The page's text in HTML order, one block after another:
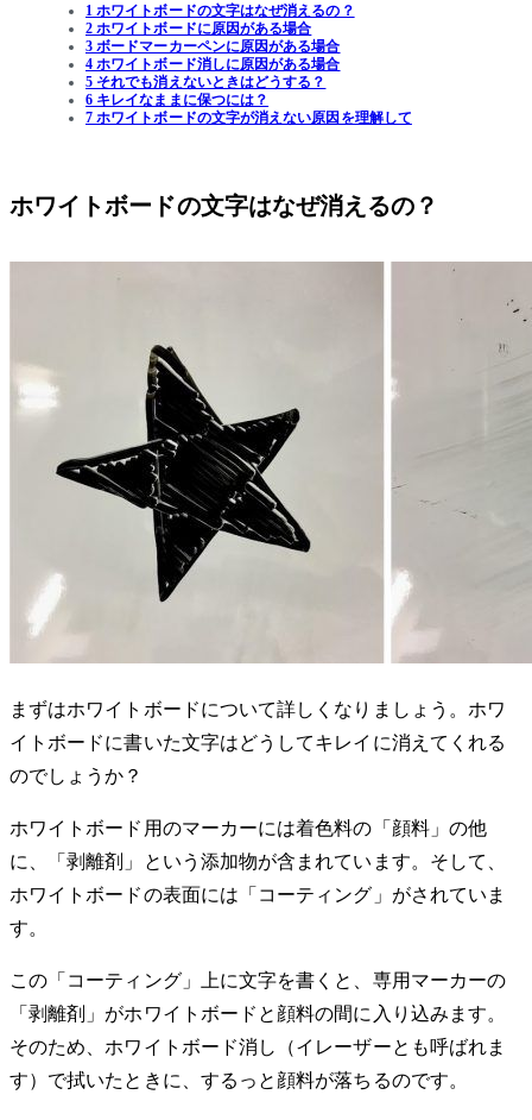
1 ホワイトボードの文字はなぜ消えるの？
2 ホワイトボードに原因がある場合
3 ボードマーカーペンに原因がある場合
4 ホワイトボード消しに原因がある場合
5 それでも消えないときはどうする？
6 キレイなままに保つには？
7 ホワイトボードの文字が消えない原因を理解して
ホワイトボードの文字はなぜ消えるの？
まずはホワイトボードについて詳しくなりましょう。ホワ
イトボードに書いた文字はどうしてキレイに消えてくれる
のでしょうか？
ホワイトボード用のマーカーには着色料の「顔料」の他
に、「剥離剤」という添加物が含まれています。そして、
ホワイトボードの表面には「コーティング」がされていま
す。
この「コーティング」上に文字を書くと、専用マーカーの
「剥離剤」がホワイトボードと顔料の間に入り込みます。
そのため、ホワイトボード消し（イレーザーとも呼ばれま
す）で拭いたときに、するっと顔料が落ちるのです。